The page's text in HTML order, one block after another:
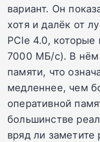
вариант. Он
хотя и далёк от
PCIe 4.0,
7000 МБ/с). В нём
памяти, что
медленнее, чем
оперативной
большинстве
вряд ли заметите